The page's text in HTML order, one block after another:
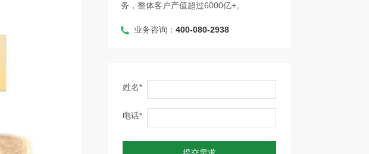
务，整体客户产值超过6000亿+。
业务咨询：400-080-2938
姓名*
电话*